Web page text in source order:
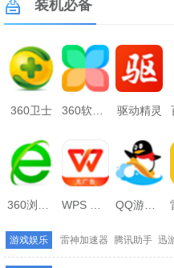
装机必备
360卫士 360软件管家 驱动精灵
游戏娱乐 雷神加速器 腾讯助手 迅